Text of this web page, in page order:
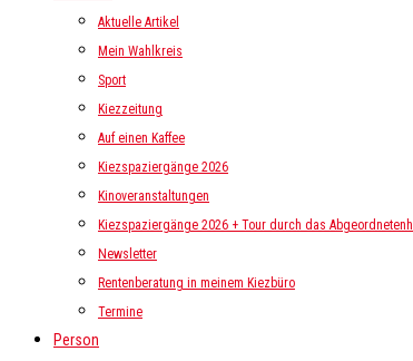
Aktuelle Artikel
Mein Wahlkreis
Sport
Kiezzeitung
Auf einen Kaffee
Kiezspaziergänge 2026
Kinoveranstaltungen
Kiezspaziergänge 2026 + Tour durch das
Newsletter
Rentenberatung in meinem Kiezbüro
Termine
Person